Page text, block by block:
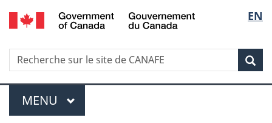
Passer
au
principal
Passer
à
sujet
du
gouvernement
Passer
à
version
HTML
simplifiée
de
la
EN
Recherche
Recherche
sur
le
site
Menu
MENU PRINCIPAL